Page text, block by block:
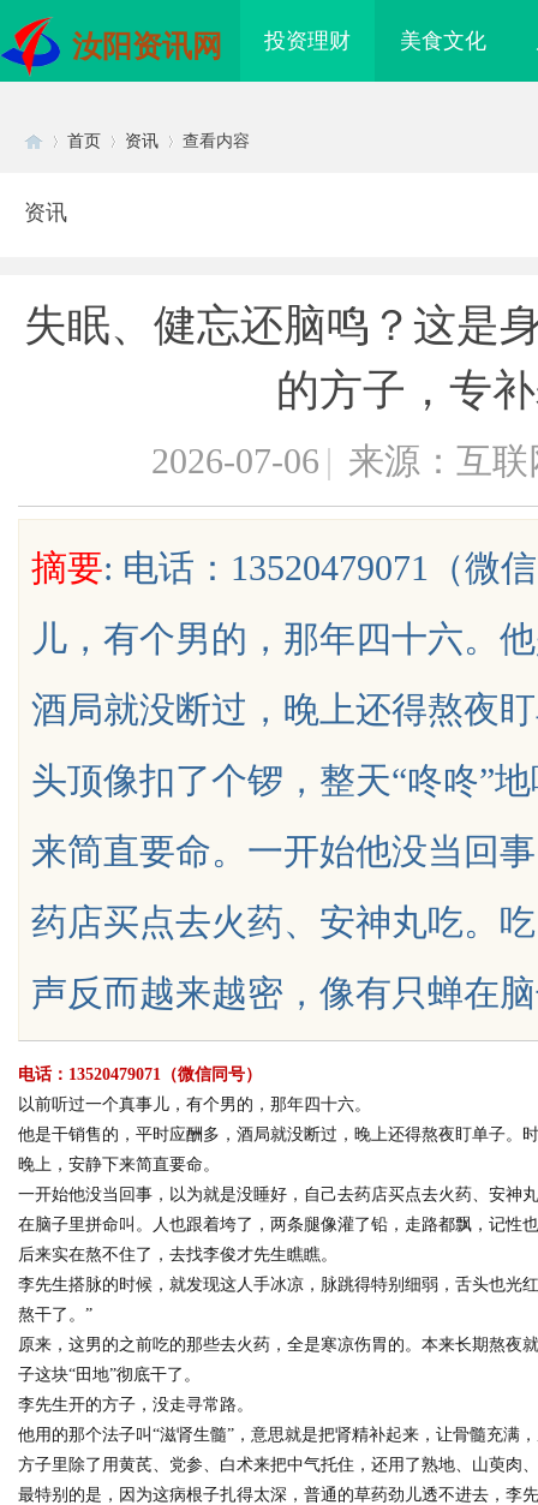
汝阳资讯网 投资理财 美食文化
uz
Bo
ar
首页 资讯 查看内容
资讯
失眠、健忘还脑鸣？这是
的方子，专
2026-07-06 | 来源：互联
摘要: 电话：13520479071（微
儿，有个男的，那年四十六。
酒局就没断过，晚上还得熬夜
头顶像扣了个锣，整天“咚咚”
来简直要命。一开始他没当回
药店买点去火药、安神丸吃。
声反而越来越密，像有只蝉在
电话：13520479071（微信同号）
以前听过一个真事儿，有个男的，那年四十六。
他是干销售的，平时应酬多，酒局就没断过，晚上还得熬夜盯单子。
晚上，安静下来简直要命。
一开始他没当回事，以为就是没睡好，自己去药店买点去火药、安神
在脑子里拼命叫。人也跟着垮了，两条腿像灌了铅，走路都飘，记性
后来实在熬不住了，去找李俊才先生瞧瞧。
李先生搭脉的时候，就发现这人手冰凉，脉跳得特别细弱，舌头也光
熬干了。”
原来，这男的之前吃的那些去火药，全是寒凉伤胃的。本来长期熬夜
子这块“田地”彻底干了。
李先生开的方子，没走寻常路。
他用的那个法子叫“滋肾生髓”，意思就是把肾精补起来，让骨髓充满
方子里除了用黄芪、党参、白术来把中气托住，还用了熟地、山萸肉
最特别的是，因为这病根子扎得太深，普通的草药劲儿透不进去，李